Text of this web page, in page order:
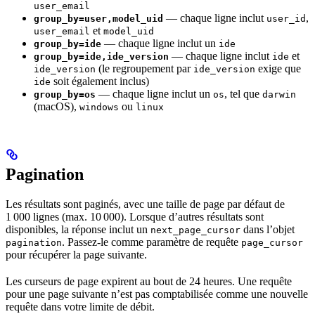
user_email
group_by=user,model_uid — chaque ligne inclut user_id ,
user_email et model_uid
group_by=ide — chaque ligne inclut un ide
group_by=ide,ide_version — chaque ligne inclut ide et
ide_version (le regroupement par ide_version exige que
ide soit également inclus)
group_by=os — chaque ligne inclut un os, tel que darwin
(macOS), windows ou linux
Pagination
Les résultats sont paginés, avec une taille de page par défaut de
1 000 lignes (max. 10 000). Lorsque d’autres résultats sont
disponibles, la réponse inclut un next_page_cursor dans l’objet
pagination. Passez-le comme paramètre de requête page_cursor
pour récupérer la page suivante.
Les curseurs de page expirent au bout de 24 heures. Une requête
pour une page suivante n’est pas comptabilisée comme une nouvelle
requête dans votre limite de débit.